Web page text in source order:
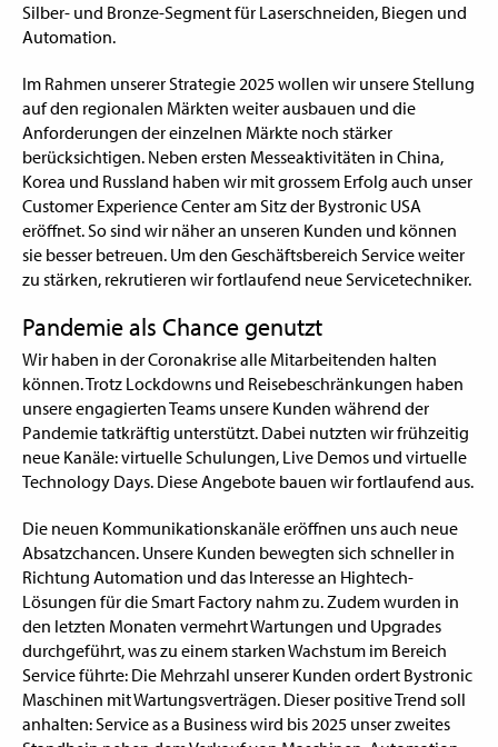
Silber- und Bronze-Segment für Laserschneiden, Biegen und
Automation.
Im Rahmen unserer Strategie 2025 wollen wir unsere Stellung
auf den regionalen Märkten weiter ausbauen und die
Anforderungen der einzelnen Märkte noch stärker
berücksichtigen. Neben ersten Messeaktivitäten in China,
Korea und Russland haben wir mit grossem Erfolg auch unser
Customer Experience Center am Sitz der Bystronic USA
eröffnet. So sind wir näher an unseren Kunden und können
sie besser betreuen. Um den Geschäftsbereich Service weiter
zu stärken, rekrutieren wir fortlaufend neue Servicetechniker.
Pandemie als Chance genutzt
Wir haben in der Coronakrise alle Mitarbeitenden halten
können. Trotz Lockdowns und Reisebeschränkungen haben
unsere engagierten Teams unsere Kunden während der
Pandemie tatkräftig unterstützt. Dabei nutzten wir frühzeitig
neue Kanäle: virtuelle Schulungen, Live Demos und virtuelle
Technology Days. Diese Angebote bauen wir fortlaufend aus.
Die neuen Kommunikationskanäle eröffnen uns auch neue
Absatzchancen. Unsere Kunden bewegten sich schneller in
Richtung Automation und das Interesse an Hightech-
Lösungen für die Smart Factory nahm zu. Zudem wurden in
den letzten Monaten vermehrt Wartungen und Upgrades
durchgeführt, was zu einem starken Wachstum im Bereich
Service führte: Die Mehrzahl unserer Kunden ordert Bystronic
Maschinen mit Wartungsverträgen. Dieser positive Trend soll
anhalten: Service as a Business wird bis 2025 unser zweites